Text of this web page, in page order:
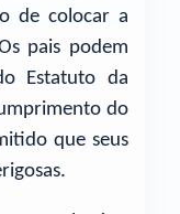
de colocar a
pais podem
Estatuto da
do
que seus